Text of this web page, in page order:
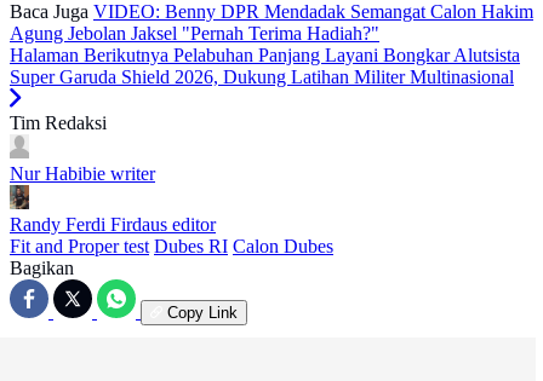
Baca Juga VIDEO: Benny DPR Mendadak Semangat Calon Hakim
Agung Jebolan Jaksel "Pernah Terima Hadiah?"
Halaman Berikutnya Pelabuhan Panjang Layani Bongkar Alutsista
Super Garuda Shield 2026, Dukung Latihan Militer Multinasional
Tim Redaksi
Nur Habibie writer
Randy Ferdi Firdaus editor
Fit and Proper test Dubes RI Calon Dubes
Bagikan
Copy Link